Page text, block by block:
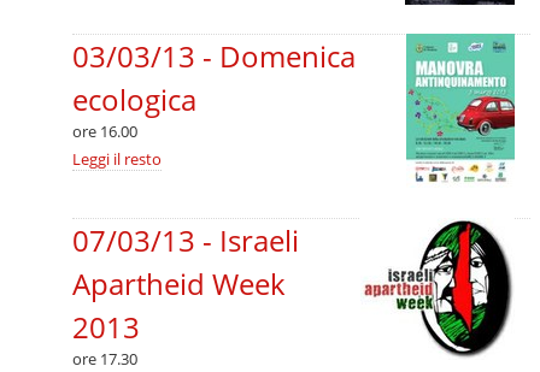
Stato
-03/03/13 - Domenica
ecologica
ore 16.00
03/03/13
-
ecologica
-
Leggi il resto
07/03/13 - Israeli
Apartheid Week
2013
ore 17.30